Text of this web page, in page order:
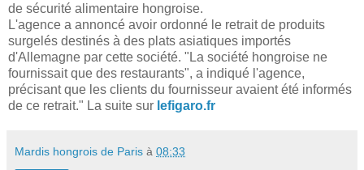
de sécurité alimentaire hongroise.
L'agence a annoncé avoir ordonné le retrait de produits
surgelés destinés à des plats asiatiques importés
d'Allemagne par cette société. "La société hongroise ne
fournissait que des restaurants", a indiqué l'agence,
précisant que les clients du fournisseur avaient été informés
de ce retrait." La suite sur lefigaro.fr
Mardis hongrois de Paris à 08:33